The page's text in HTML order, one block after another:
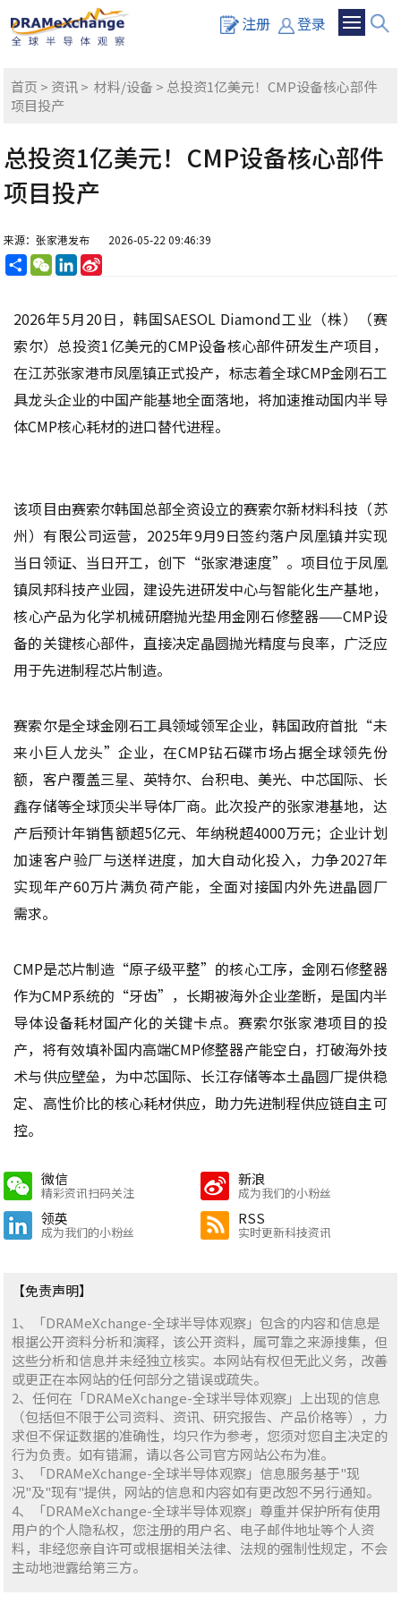
注册 登录
首页 > 资讯>材料/设备 > 总投资1亿美元！CMP设备核心部件
项目投产
总投资1亿美元！CMP设备核心部件
项目投产
来源：张家港发布 2026-05-22 09:46:39
分
享
WeChatLinkedIn
2026年5月20日，韩国SAESOL Diamond工业（株）（赛
索尔）总投资1亿美元的CMP设备核心部件研发生产项目，
在江苏张家港市凤凰镇正式投产，标志着全球CMP金刚石工
具龙头企业的中国产能基地全面落地，将加速推动国内半导
体CMP核心耗材的进口替代进程。
该项目由赛索尔韩国总部全资设立的赛索尔新材料科技（苏
州）有限公司运营，2025年9月9日签约落户凤凰镇并实现
当日领证、当日开工，创下“张家港速度”。项目位于凤凰
镇凤邦科技产业园，建设先进研发中心与智能化生产基地，
核心产品为化学机械研磨抛光垫用金刚石修整器——CMP设
备的关键核心部件，直接决定晶圆抛光精度与良率，广泛应
用于先进制程芯片制造。
赛索尔是全球金刚石工具领域领军企业，韩国政府首批“未
来小巨人龙头”企业，在CMP钻石碟市场占据全球领先份
额，客户覆盖三星、英特尔、台积电、美光、中芯国际、长
鑫存储等全球顶尖半导体厂商。此次投产的张家港基地，达
产后预计年销售额超5亿元、年纳税超4000万元；企业计划
加速客户验厂与送样进度，加大自动化投入，力争2027年
实现年产60万片满负荷产能，全面对接国内外先进晶圆厂
需求。
CMP是芯片制造“原子级平整”的核心工序，金刚石修整器
作为CMP系统的“牙齿”，长期被海外企业垄断，是国内半
导体设备耗材国产化的关键卡点。赛索尔张家港项目的投
产，将有效填补国内高端CMP修整器产能空白，打破海外技
术与供应壁垒，为中芯国际、长江存储等本土晶圆厂提供稳
定、高性价比的核心耗材供应，助力先进制程供应链自主可
控。
微信
精彩资讯扫码关注
新浪
成为我们的小粉丝
领英
成为我们的小粉丝
RSS
实时更新科技资讯
【免责声明】
1、「DRAMeXchange-全球半导体观察」包含的内容和信息是
根据公开资料分析和演释，该公开资料，属可靠之来源搜集，但
这些分析和信息并未经独立核实。本网站有权但无此义务，改善
或更正在本网站的任何部分之错误或疏失。
2、任何在「DRAMeXchange-全球半导体观察」上出现的信息
（包括但不限于公司资料、资讯、研究报告、产品价格等），力
求但不保证数据的准确性，均只作为参考，您须对您自主决定的
行为负责。如有错漏，请以各公司官方网站公布为准。
3、「DRAMeXchange-全球半导体观察」信息服务基于"现
况"及"现有"提供，网站的信息和内容如有更改恕不另行通知。
4、「DRAMeXchange-全球半导体观察」尊重并保护所有使用
用户的个人隐私权，您注册的用户名、电子邮件地址等个人资
料，非经您亲自许可或根据相关法律、法规的强制性规定，不会
主动地泄露给第三方。